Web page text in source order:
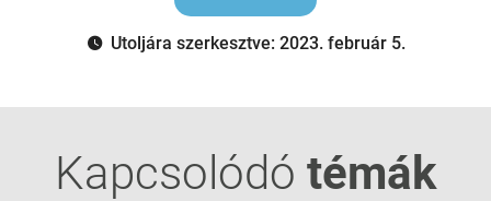
Utoljára szerkesztve: 2023. február 5.
Kapcsolódó témák